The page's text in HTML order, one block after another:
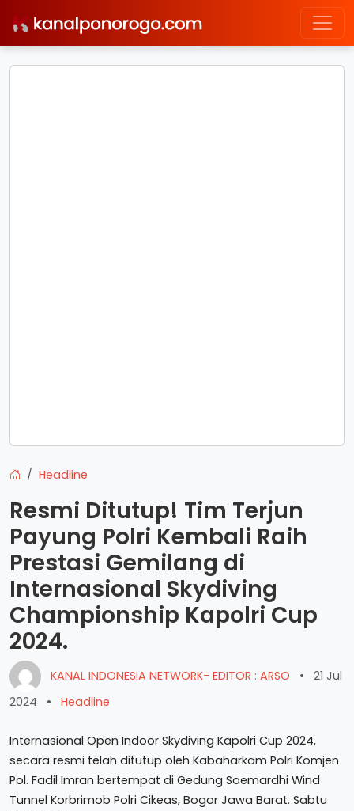
Headline
Resmi Ditutup! Tim Terjun
Payung Polri Kembali Raih
Prestasi Gemilang di
Internasional Skydiving
Championship Kapolri Cup
2024.
KANAL INDONESIA NETWORK- EDITOR : ARSO •
21 Jul
2024
• Headline
Internasional Open Indoor Skydiving Kapolri Cup 2024,
secara resmi telah ditutup oleh Kabaharkam Polri Komjen
Pol. Fadil Imran bertempat di Gedung Soemardhi Wind
Tunnel Korbrimob Polri Cikeas, Bogor Jawa Barat. Sabtu